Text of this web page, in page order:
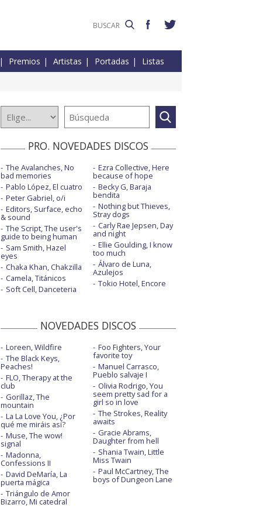
Premios Artistas Portadas Listas
PRO. NOVEDADES DISCOS
The Avalanches, No
bad memories
Pablo López, El cuatro
Peter Gabriel, o/i
Editors, Surface, echo
& sound
The Script, The user's
guide to being human
Sam Smith, Hazel
eyes
Chaka Khan, Chakzilla
Camela, Titánicos
Soft Cell, Danceteria
Ezra Collective, Here
because of hope
Becky G, Baraja
bendita
Nothing but Thieves,
Stray dogs
Carly Rae Jepsen, Day
and night
Ellie Goulding, I know
too much
Álvaro de Luna,
Azulejos
Tokio Hotel, Encore
NOVEDADES DISCOS
Loreen, Wildfire
The Black Keys,
Peaches!
FLO, Therapy at the
club
Gorillaz, The
mountain
La La Love You, ¿Por
qué me miráis así?
Muse, The wow!
signal
Madonna,
Confessions II
David DeMaría, La
puerta mágica
Triángulo de Amor
Bizarro, Mi catedral
Foo Fighters, Your
favorite toy
Manuel Carrasco,
Pueblo salvaje I
Olivia Rodrigo, You
seem pretty sad for a
girl so in love
The Strokes, Reality
awaits
Gracie Abrams,
Daughter from hell
Shania Twain, Little
Miss Twain
Paul McCartney, The
boys of Dungeon Lane